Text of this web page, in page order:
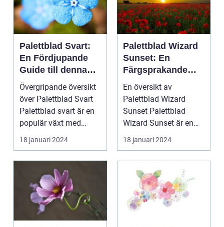
Palettblad Svart:
En Fördjupande
Guide till denna
Mörka Skönhet
Övergripande översikt
över Palettblad Svart
Palettblad svart är en
populär växt med
mörka, djupt fär...
18 januari 2024
Palettblad Wizard
Sunset: En
Färgsprakande
Skatt för
Trädgårdsentusias
ter
En översikt av
Palettblad Wizard
Sunset Palettblad
Wizard Sunset är en
färgstark och charmig
växt s...
18 januari 2024